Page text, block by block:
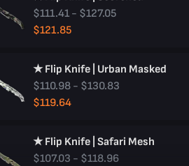
$111.41 - $127.05
$121.85
★ Flip Knife | Urban Masked
$110.98 - $130.83
$119.64
★ Flip Knife | Safari Mesh
$107.03 - $118.96